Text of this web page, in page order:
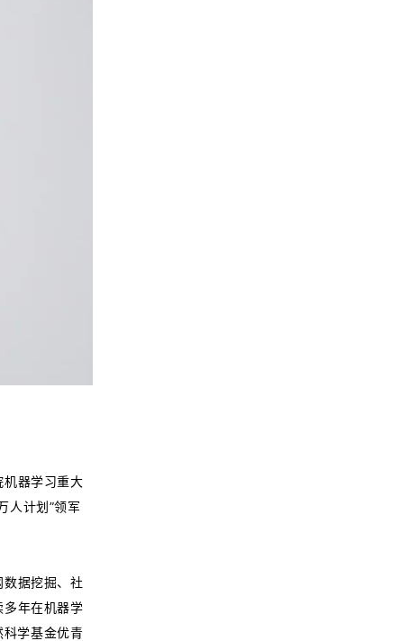
器学习重大
人计划”领军
据挖掘、社
年在机器学
学基金优青